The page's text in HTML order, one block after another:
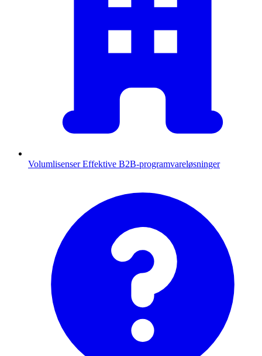
Volumlisenser Effektive B2B-programvareløsninger